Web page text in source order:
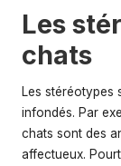
Les
chats
Les stéréotypes
infondés. Par
chats sont des
affectueux.